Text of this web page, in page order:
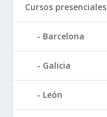
Cursos presenciales
Barcelona
Galicia
León